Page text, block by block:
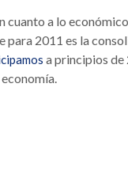
cuanto a lo
2011 es la
a principios de